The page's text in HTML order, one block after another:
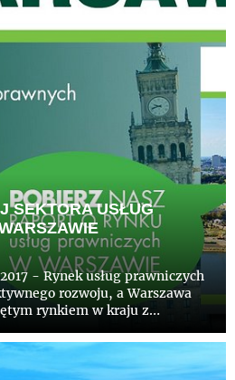
SEKTORA USŁUG
- Rynek usług prawniczych
rozwoju, a Warszawa
rynkiem w kraju z
(Sektor Usług Prawniczych w